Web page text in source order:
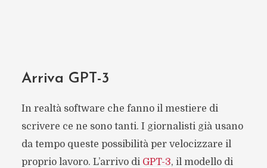
Arriva GPT-3
In realtà software che fanno il mestiere di
scrivere ce ne sono tanti. I giornalisti già usano
da tempo queste possibilità per velocizzare il
proprio lavoro. L’arrivo di GPT-3, il modello di